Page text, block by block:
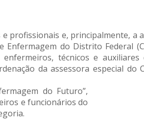
e, principalmente, a
do Distrito Federal
técnicos e
da assessora especial do
do Futuro”,
e funcionários do